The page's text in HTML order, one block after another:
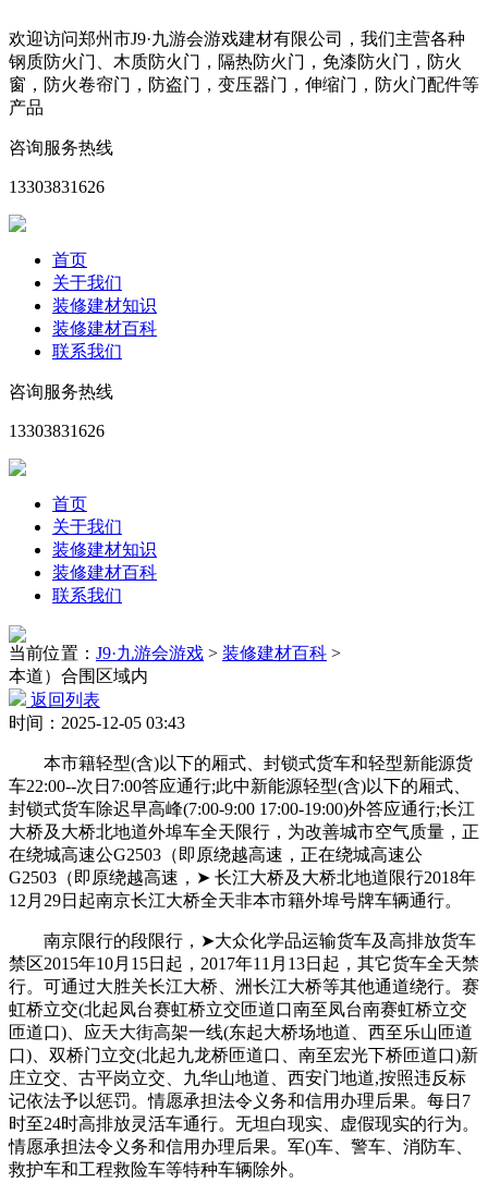
欢迎访问郑州市J9·九游会游戏建材有限公司，我们主营各种
钢质防火门、木质防火门，隔热防火门，免漆防火门，防火
窗，防火卷帘门，防盗门，变压器门，伸缩门，防火门配件等
产品
咨询服务热线
13303831626
首页
关于我们
装修建材知识
装修建材百科
联系我们
咨询服务热线
13303831626
首页
关于我们
装修建材知识
装修建材百科
联系我们
当前位置： J9·九游会游戏 > 装修建材百科 >
本道）合围区域内
返回列表
时间：2025-12-05 03:43
本市籍轻型(含)以下的厢式、封锁式货车和轻型新能源货
车22:00--次日7:00答应通行;此中新能源轻型(含)以下的厢式、
封锁式货车除迟早高峰(7:00-9:00 17:00-19:00)外答应通行;长江
大桥及大桥北地道外埠车全天限行，为改善城市空气质量，正
在绕城高速公G2503（即原绕越高速，正在绕城高速公
G2503（即原绕越高速，➤ 长江大桥及大桥北地道限行2018年
12月29日起南京长江大桥全天非本市籍外埠号牌车辆通行。
南京限行的段限行，➤大众化学品运输货车及高排放货车
禁区2015年10月15日起，2017年11月13日起，其它货车全天禁
行。可通过大胜关长江大桥、洲长江大桥等其他通道绕行。赛
虹桥立交(北起凤台赛虹桥立交匝道口南至凤台南赛虹桥立交
匝道口)、应天大街高架一线(东起大桥场地道、西至乐山匝道
口)、双桥门立交(北起九龙桥匝道口、南至宏光下桥匝道口)新
庄立交、古平岗立交、九华山地道、西安门地道,按照违反标
记依法予以惩罚。情愿承担法令义务和信用办理后果。每日7
时至24时高排放灵活车通行。无坦白现实、虚假现实的行为。
情愿承担法令义务和信用办理后果。军()车、警车、消防车、
救护车和工程救险车等特种车辆除外。